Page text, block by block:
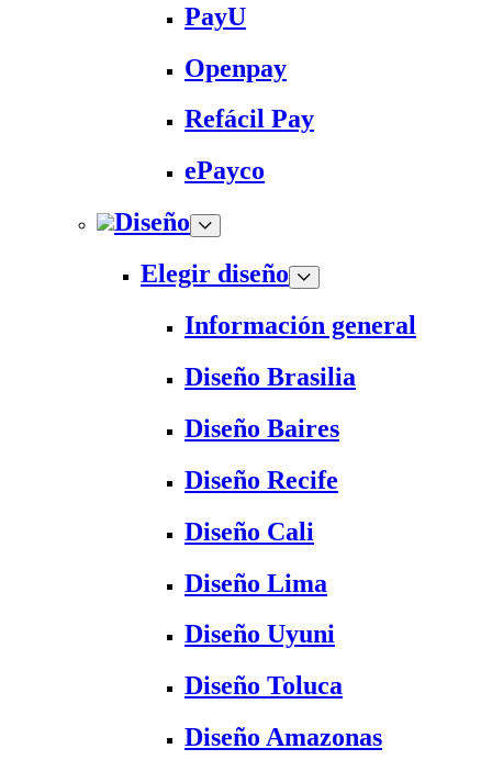
PayU
Openpay
Refácil Pay
ePayco
Diseño
Elegir diseño
Información general
Diseño Brasilia
Diseño Baires
Diseño Recife
Diseño Cali
Diseño Lima
Diseño Uyuni
Diseño Toluca
Diseño Amazonas